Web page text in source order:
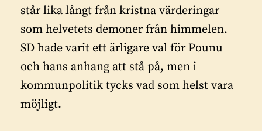
står lika långt från kristna värderingar
som helvetets demoner från himmelen.
SD hade varit ett ärligare val för Pounu
och hans anhang att stå på, men i
kommunpolitik tycks vad som helst vara
möjligt.